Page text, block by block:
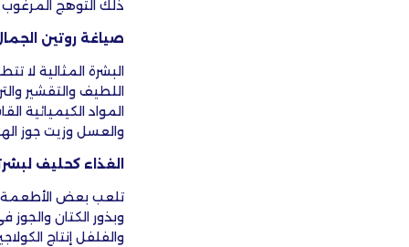
ذلك التوهج
صياغة روتين
البشرة المثالية لا
اللطيف والتقشير
المواد الكيميائية
والعسل وزيت جوز
الغذاء كحليف
وبذور الكتان
والفلفل إنتاج